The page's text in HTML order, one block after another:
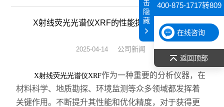
膜厚仪
光谱部件及外设
拉曼光谱仪
X射线荧光光谱仪XRF的性能提升与精度优化
2025-04-14 公司新闻
X射线荧光光谱仪XRF作为一种重要的分析仪器，在
材料科学、地质勘探、环境监测等众多领域都发挥着
关键作用。不断提升其性能和优化精度，对于获得更
400-875-1717转809
在线咨询
返回顶部
击
隐
藏